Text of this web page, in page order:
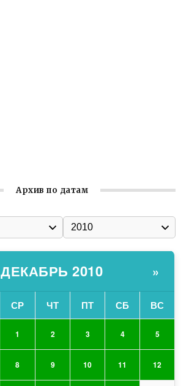
Архив по датам
ДЕКАБРЬ 2010 »
СР ЧТ ПТ СБ ВС
1 2 3 4 5
8 9 10 11 12